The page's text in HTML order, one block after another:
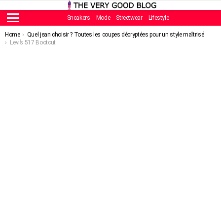
Menu
Sneakers Mode Streetwear Lifestyle
You are here:
Home
Quel jean choisir ? Toutes les coupes décryptées pour un style maîtrisé
Levi’s 517 Bootcut